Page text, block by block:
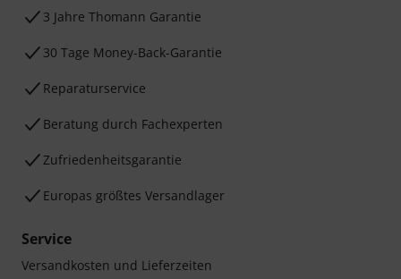
3 Jahre Thomann Garantie
30 Tage Money-Back-Garantie
Reparaturservice
Beratung durch Fachexperten
Zufriedenheitsgarantie
Europas größtes Versandlager
Service
Versandkosten und Lieferzeiten